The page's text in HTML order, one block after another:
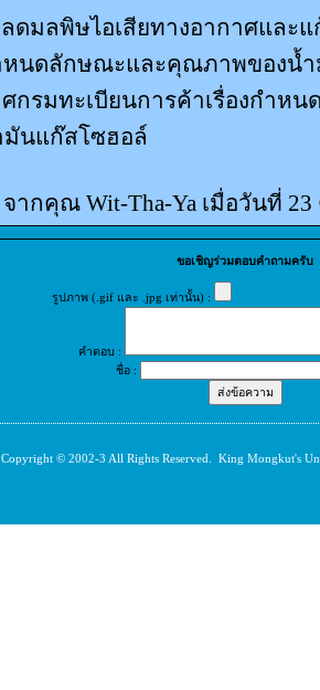
ลดมลพิษไอเสียทางอากาศและ
หนดลักษณะและคุณภาพของน้
ศกรมทะเบียนการค้าเรื่องกำ
มันแก๊สโซฮอล์
จากคุณ Wit-Tha-Ya เมื่อวันที่ 23
ขอเชิญร่วมตอบคำถามครับ
รูปภาพ (.gif และ .jpg เท่านั้น) :
คำตอบ :
ชื่อ :
Copyright © 2002-3 All Rights Reserved. King Mongkut's